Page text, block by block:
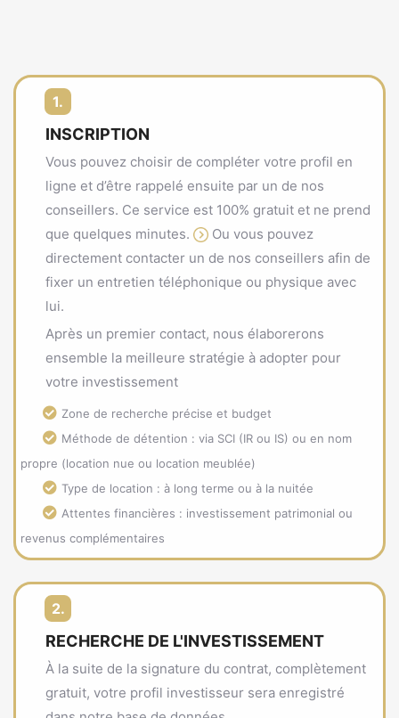
1.
INSCRIPTION
Vous pouvez choisir de compléter votre profil en
ligne et d’être rappelé ensuite par un de nos
conseillers. Ce service est 100% gratuit et ne prend
que quelques minutes.
Ou vous pouvez
directement contacter un de nos conseillers afin de
fixer un entretien téléphonique ou physique avec
lui.
Après un premier contact, nous élaborerons
ensemble la meilleure stratégie à adopter pour
votre investissement
Zone de recherche précise et budget
Méthode de détention : via SCI (IR ou IS) ou en nom
propre (location nue ou location meublée)
Type de location : à long terme ou à la nuitée
Attentes financières : investissement patrimonial ou
revenus complémentaires
2.
RECHERCHE DE L'INVESTISSEMENT
À la suite de la signature du contrat, complètement
gratuit, votre profil investisseur sera enregistré